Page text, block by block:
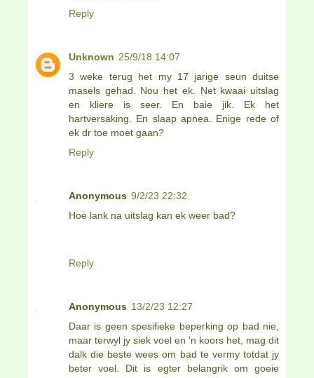
Reply
Unknown 25/9/18 14:07
3 weke terug het my 17 jarige seun duitse
masels gehad. Nou het ek. Net kwaai uitslag
en kliere is seer. En baie jik. Ek het
hartversaking. En slaap apnea. Enige rede of
ek dr toe moet gaan?
Reply
Anonymous 9/2/23 22:32
Hoe lank na uitslag kan ek weer bad?
Reply
Anonymous 13/2/23 12:27
Daar is geen spesifieke beperking op bad nie,
maar terwyl jy siek voel en 'n koors het, mag dit
dalk die beste wees om bad te vermy totdat jy
beter voel. Dit is egter belangrik om goeie